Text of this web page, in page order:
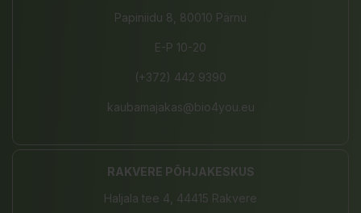
Papiniidu 8, 80010 Pärnu
E-P 10-20
(+372) 442 9390
kaubamajakas@bio4you.eu
RAKVERE PÕHJAKESKUS
Haljala tee 4, 44415 Rakvere